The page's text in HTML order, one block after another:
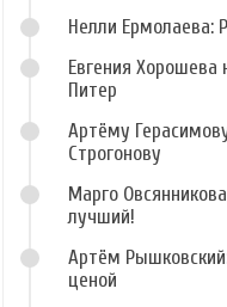
Нелли Ермолаева:
Евгения Хорошева
Питер
Артёму
Строгонову
Марго
лучший!
Артём
ценой